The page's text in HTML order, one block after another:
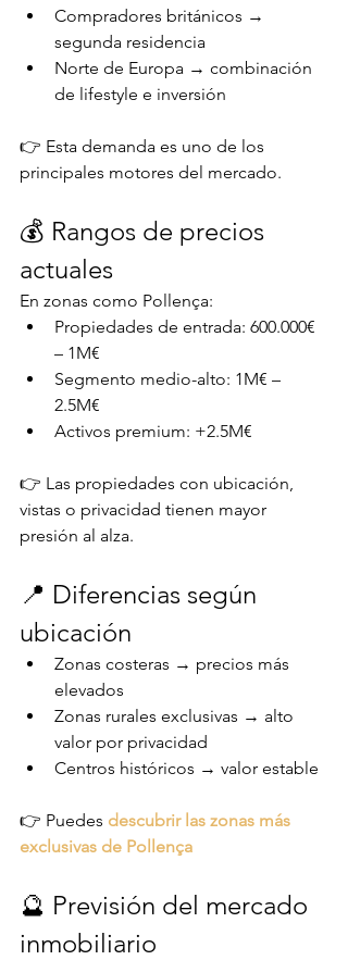
Compradores británicos →
segunda residencia
Norte de Europa → combinación
de lifestyle e inversión
👉 Esta demanda es uno de los
principales motores del mercado.
💰 Rangos de precios
actuales
En zonas como Pollença:
Propiedades de entrada: 600.000€
– 1M€
Segmento medio-alto: 1M€ –
2.5M€
Activos premium: +2.5M€
👉 Las propiedades con ubicación,
vistas o privacidad tienen mayor
presión al alza.
📍 Diferencias según
ubicación
Zonas costeras → precios más
elevados
Zonas rurales exclusivas → alto
valor por privacidad
Centros históricos → valor estable
👉 Puedes descubrir las zonas más
exclusivas de Pollença
🔮 Previsión del mercado
inmobiliario